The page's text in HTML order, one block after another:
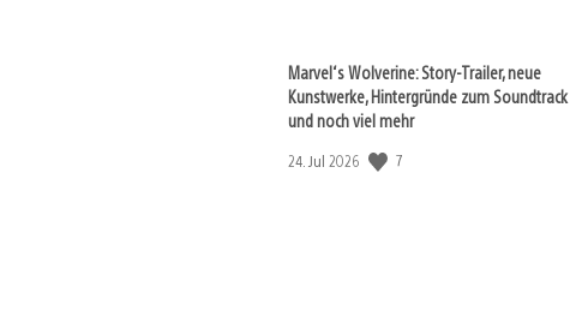
Marvel‘s Wolverine: Story-Trailer, neue
Kunstwerke, Hintergründe zum Soundtrack
und noch viel mehr
Veröffentlichungsdatum:
24. Jul 2026 7